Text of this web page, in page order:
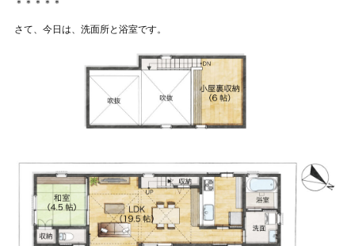
＊＊＊＊＊
さて、今日は、洗面所と浴室です。